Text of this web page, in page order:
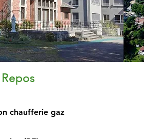
chaufferie gaz